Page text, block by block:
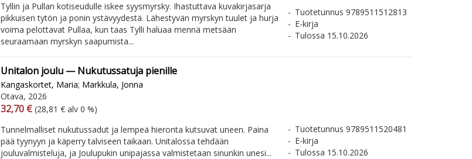
Tyllin ja Pullan kotiseudulle iskee syysmyrsky. Ihastuttava kuvakirjasarja
pikkuisen tytön ja ponin ystävyydestä. Lähestyvän myrskyn tuulet ja hurja
voima pelottavat Pullaa, kun taas Tylli haluaa mennä metsään
seuraamaan myrskyn saapumista...
Tuotetunnus 9789511512813
E-kirja
Tulossa 15.10.2026
Unitalon joulu — Nukutussatuja pienille
Kangaskortet, Maria; Markkula, Jonna
Otava, 2026
Arvonlisäverollinen hinta
32,70 € Arvonlisäveroton hinta
(28,81 € alv 0 %)
Tunnelmalliset nukutussadut ja lempeä hieronta kutsuvat uneen. Paina
pää tyynyyn ja käperry talviseen taikaan. Unitalossa tehdään
jouluvalmisteluja, ja Joulupukin unipajassa valmistetaan sinunkin unesi...
Tuotetunnus 9789511520481
E-kirja
Tulossa 15.10.2026